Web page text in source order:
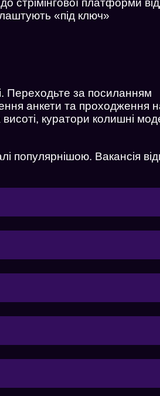
«під ключ»
Переходьте за посиланням
анкети та проходження
куратори колишні
популярнішою. Вакансія